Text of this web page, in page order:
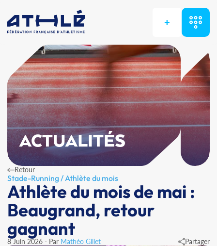
+
ACTUALITÉS
Retour
Stade-Running / Athlète du mois
Athlète du mois de mai :
Beaugrand, retour
gagnant
8 Juin 2026 - Par Mathéo Gillet Partager